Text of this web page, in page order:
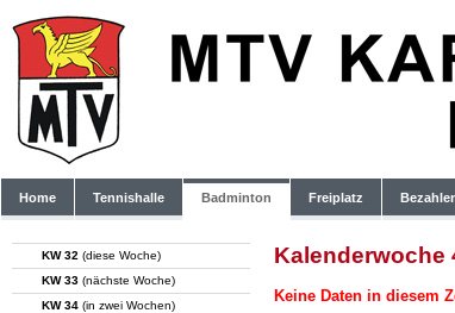
Home Tennishalle Badminton Freiplatz
KW 32 (diese Woche)
KW 33 (nächste Woche)
KW 34 (in zwei Wochen)
Kalenderwoche
Keine Daten in diesem